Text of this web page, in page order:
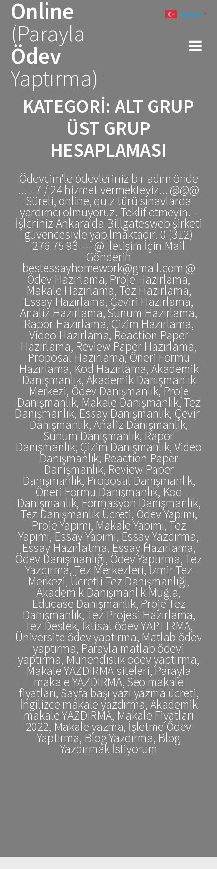
Online
(Parayla
Ödev
Yaptırma)
KATEGORI: ALT GRUP
ÜST GRUP
HESAPLAMASI
Ödevcim'le ödevleriniz bir adım önde
... - 7 / 24 hizmet vermekteyiz... @@@
Süreli, online, quiz türü sınavlarda
yardımcı olmuyoruz. Teklif etmeyin. -
İşleriniz Ankara'da Billgatesweb şirketi
güvencesiyle yapılmaktadır. 0 (312)
276 75 93 --- @ İletişim İçin Mail
Gönderin
bestessayhomework@gmail.com @
Ödev Hazırlama, Proje Hazırlama,
Makale Hazırlama, Tez Hazırlama,
Essay Hazırlama, Çeviri Hazırlama,
Analiz Hazırlama, Sunum Hazırlama,
Rapor Hazırlama, Çizim Hazırlama,
Video Hazırlama, Reaction Paper
Hazırlama, Review Paper Hazırlama,
Proposal Hazırlama, Öneri Formu
Hazırlama, Kod Hazırlama, Akademik
Danışmanlık, Akademik Danışmanlık
Merkezi, Ödev Danışmanlık, Proje
Danışmanlık, Makale Danışmanlık, Tez
Danışmanlık, Essay Danışmanlık, Çeviri
Danışmanlık, Analiz Danışmanlık,
Sunum Danışmanlık, Rapor
Danışmanlık, Çizim Danışmanlık, Video
Danışmanlık, Reaction Paper
Danışmanlık, Review Paper
Danışmanlık, Proposal Danışmanlık,
Öneri Formu Danışmanlık, Kod
Danışmanlık, Formasyon Danışmanlık,
Tez Danışmanlık Ücreti, Ödev Yapımı,
Proje Yapımı, Makale Yapımı, Tez
Yapımı, Essay Yapımı, Essay Yazdırma,
Essay Hazırlatma, Essay Hazırlama,
Ödev Danışmanlığı, Ödev Yaptırma, Tez
Yazdırma, Tez Merkezleri, İzmir Tez
Merkezi, Ücretli Tez Danışmanlığı,
Akademik Danışmanlık Muğla,
Educase Danışmanlık, Proje Tez
Danışmanlık, Tez Projesi Hazırlama,
Tez Destek, İktisat ödev YAPTIRMA,
Üniversite ödev yaptırma, Matlab ödev
yaptırma, Parayla matlab ödevi
yaptırma, Mühendislik ödev yaptırma,
Makale YAZDIRMA siteleri, Parayla
makale YAZDIRMA, Seo makale
fiyatları, Sayfa başı yazı yazma ücreti,
İngilizce makale yazdırma, Akademik
makale YAZDIRMA, Makale Fiyatları
2022, Makale yazma, İşletme Ödev
Yaptırma, Blog Yazdırma, Blog
Yazdırmak İstiyorum
Turkish ▼